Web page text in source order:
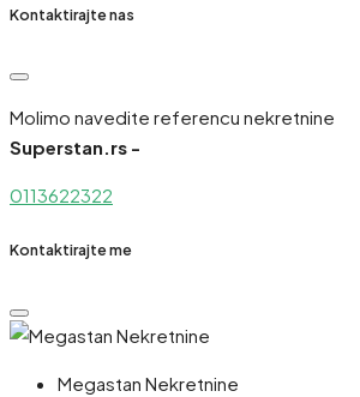
Kontaktirajte nas
Molimo navedite referencu nekretnine
Superstan.rs -
0113622322
Kontaktirajte me
Megastan Nekretnine